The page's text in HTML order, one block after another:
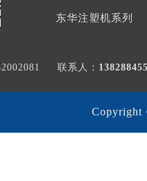
东华注塑机系列
联系人：
Copyright